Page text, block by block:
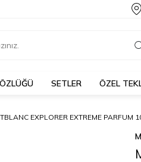
SETLER ÖZEL
EXPLORER EXTREME PARFUM